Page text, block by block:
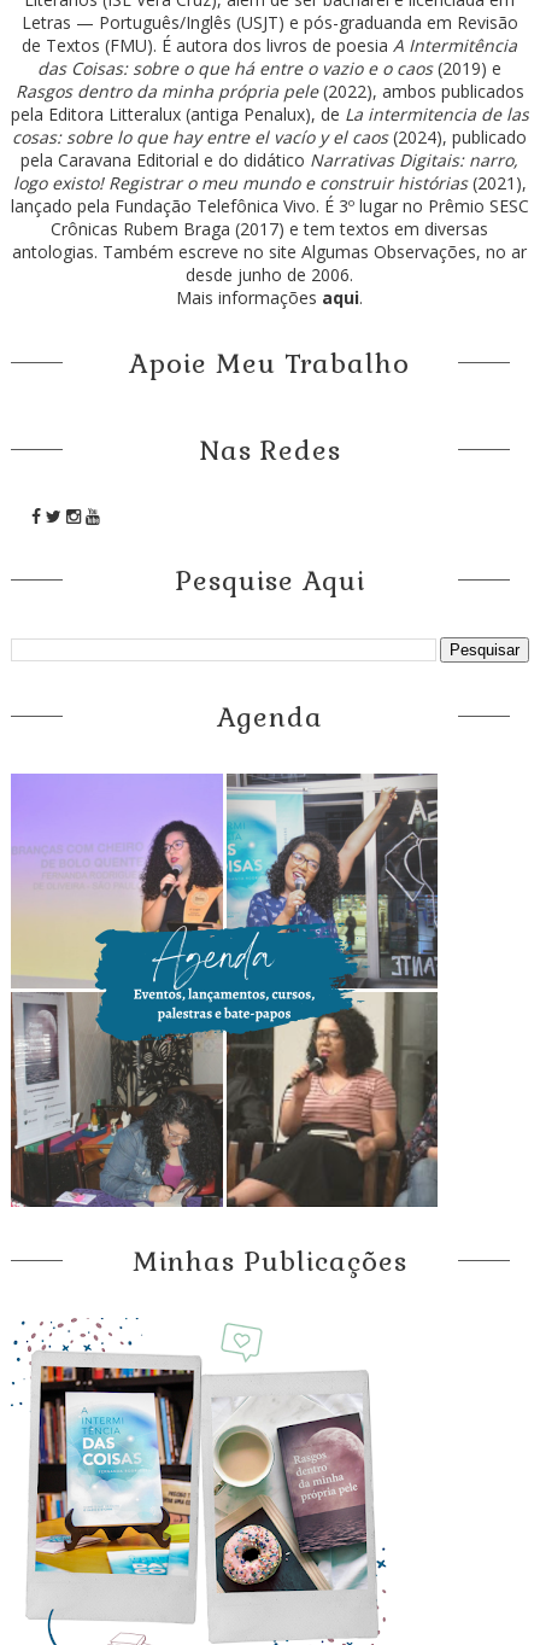
Letras — Português/Inglês (USJT) e pós-graduanda em Revisão
de Textos (FMU). É autora dos livros de poesia A Intermitência
das Coisas: sobre o que há entre o vazio e o caos(2019) e
Rasgos dentro da minha própria pele(2022), ambos publicados
pela Editora Litteralux (antiga Penalux), de La intermitencia de las
cosas: sobre lo que hay entre el vacío y el caos(2024), publicado
pela Caravana Editorial e do didático Narrativas Digitais: narro,
logo existo! Registrar o meu mundo e construir histórias(2021),
lançado pela Fundação Telefônica Vivo. É 3º lugar no Prêmio SESC
Crônicas Rubem Braga (2017) e tem textos em diversas
antologias. Também escreve no site Algumas Observações, no ar
desde junho de 2006.
Mais informações aqui.
Apoie Meu Trabalho
Nas Redes
Pesquise Aqui
Agenda
Minhas Publicações